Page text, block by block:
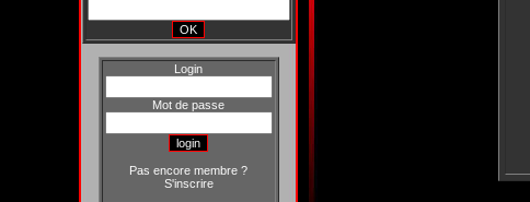
Login
Mot de passe
Pas encore membre ?
S'inscrire